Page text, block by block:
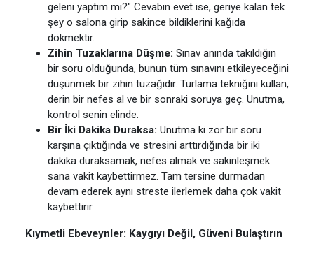
geleni yaptım mı?" Cevabın evet ise, geriye kalan tek
şey o salona girip sakince bildiklerini kağıda
dökmektir.
Zihin Tuzaklarına Düşme: Sınav anında takıldığın
bir soru olduğunda, bunun tüm sınavını etkileyeceğini
düşünmek bir zihin tuzağıdır. Turlama tekniğini kullan,
derin bir nefes al ve bir sonraki soruya geç. Unutma,
kontrol senin elinde.
Bir İki Dakika Duraksa: Unutma ki zor bir soru
karşına çıktığında ve stresini arttırdığında bir iki
dakika duraksamak, nefes almak ve sakinleşmek
sana vakit kaybettirmez. Tam tersine durmadan
devam ederek aynı streste ilerlemek daha çok vakit
kaybettirir.
Kıymetli Ebeveynler: Kaygıyı Değil, Güveni Bulaştırın